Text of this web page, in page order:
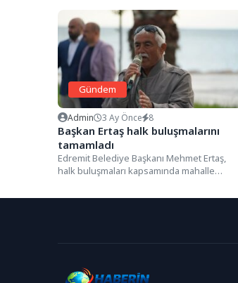
Gündem
Admin 3 Ay Önce 8
Başkan Ertaş halk buluşmalarını
tamamladı
Edremit Belediye Başkanı Mehmet Ertaş,
halk buluşmaları kapsamında mahalle
katılımcı ve...